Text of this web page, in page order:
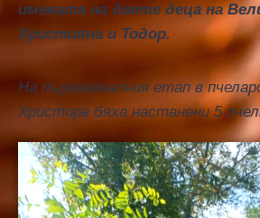
имената на двeтe деца на
Християна и Тодор.
На първоначалния етап в
Христора бяха настанени 5